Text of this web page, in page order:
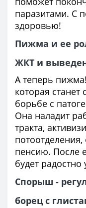
паразитами. С
здоровью!
Пижма и ее
ЖКТ и
А теперь
которая
борьбе с
Она наладит
тракта,
пенсию. После
будет радостно
Спорыш -
борец с